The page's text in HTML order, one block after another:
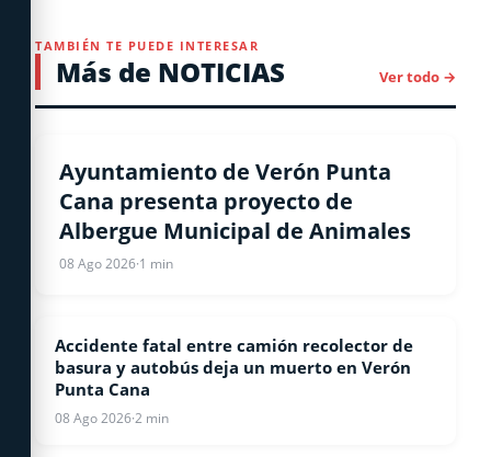
TAMBIÉN TE PUEDE INTERESAR
Más de NOTICIAS Ver todo →
Ayuntamiento de Verón Punta
Cana presenta proyecto de
Albergue Municipal de Animales
08 Ago 2026·1 min
LOCALES
Accidente fatal entre camión recolector de
basura y autobús deja un muerto en Verón
Punta Cana
08 Ago 2026·2 min